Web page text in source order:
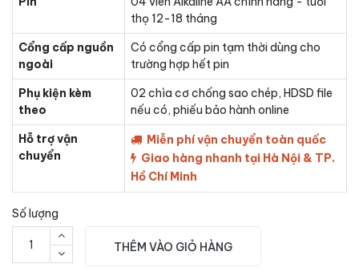
thọ 12-18 tháng
Cổng cấp nguồn
ngoài
Có cổng cấp pin tạm thời dùng cho
trường hợp hết pin
Phụ kiện kèm
theo
02 chìa cơ chống sao chép, HDSD file
nếu có, phiếu bảo hành online
Hỗ trợ vận
chuyển
Miễn phí vận chuyển toàn quốc
Giao hàng nhanh tại Hà Nội & TP.
Hồ Chí Minh
Số lượng
THÊM VÀO GIỎ HÀNG